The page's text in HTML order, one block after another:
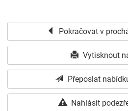
Pokračovat v
Vytisknout
Přeposlat
Nahlásit